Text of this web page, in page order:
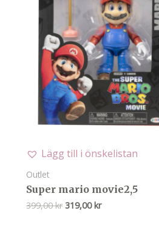
Lägg till i önskelistan
Outlet
Super mario movie2,5
399,00kr Det
319,00 krDet